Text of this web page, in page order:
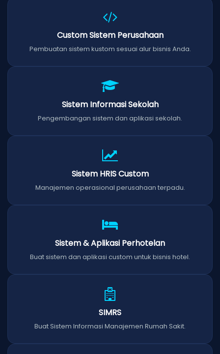
Custom Sistem Perusahaan
Pembuatan sistem kustom sesuai alur bisnis Anda.
Sistem Informasi Sekolah
Pengembangan sistem dan aplikasi sekolah.
Sistem HRIS Custom
Manajemen operasional perusahaan terpadu.
Sistem & Aplikasi Perhotelan
Buat sistem dan aplikasi custom untuk bisnis hotel.
SIMRS
Buat Sistem Informasi Manajemen Rumah Sakit.